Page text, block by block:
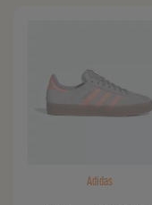
Adidas